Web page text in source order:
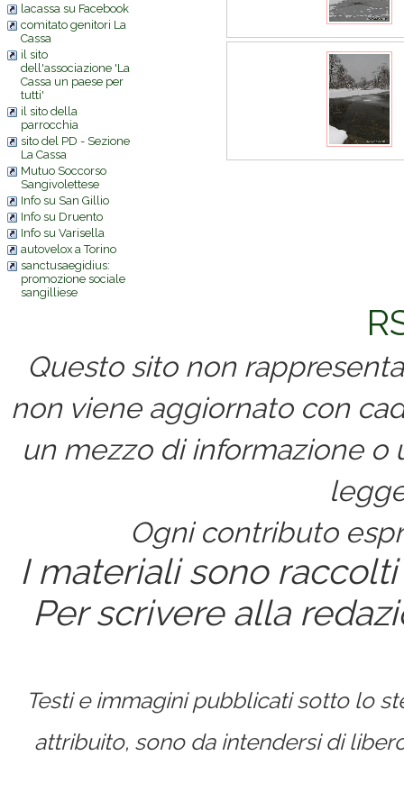
lacassa su Facebook
comitato genitori La
Cassa
il sito
dell'associazione 'La
Cassa un paese per
tutti'
il sito della
parrocchia
sito del PD - Sezione
La Cassa
Mutuo Soccorso
Sangivolettese
Info su San Gillio
Info su Druento
Info su Varisella
autovelox a Torino
sanctusaegidius:
promozione sociale
sangilliese
Questo sito non
non viene aggiornato con
un mezzo di informazione
Ogni contributo
I materiali sono
Per scrivere alla
Testi e immagini pubblicati sotto lo
attribuito, sono da intendersi di